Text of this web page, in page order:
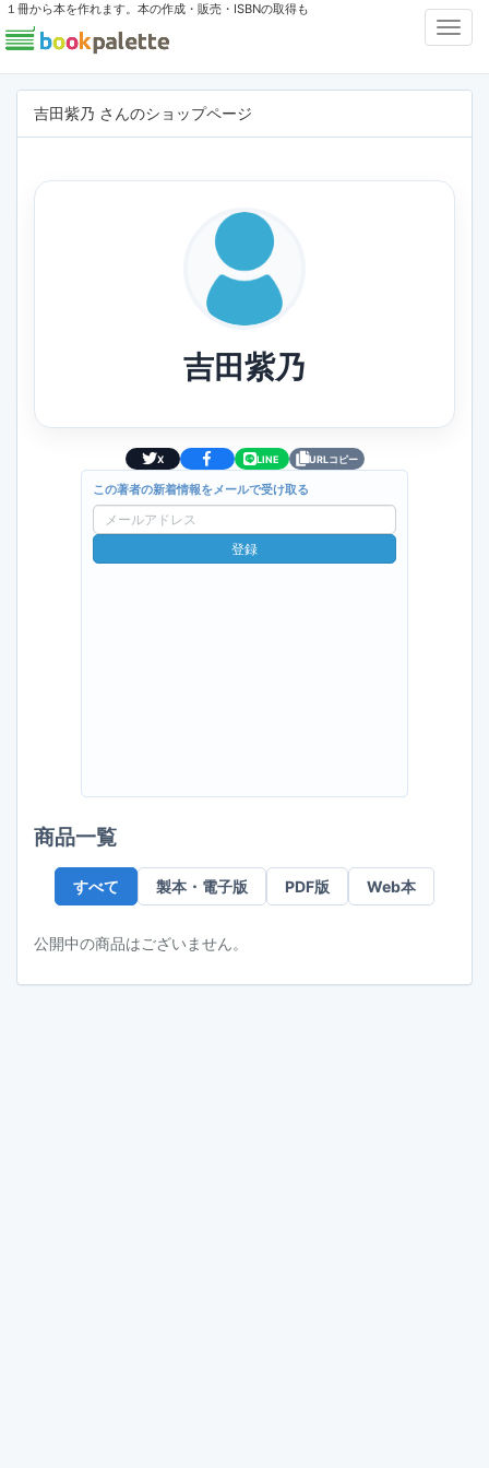
１冊から本を作れます。本の作成・販売・ISBNの取得も
吉田紫乃 さんのショップページ
吉田紫乃
X LINE URLコピー
この著者の新着情報をメールで受け取る
ー
ル
登録
商品一覧
すべて 製本・電子版 PDF版 Web本
公開中の商品はございません。